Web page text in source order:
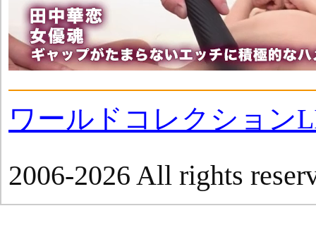
ワールドコレクション
2006-2026 All rights